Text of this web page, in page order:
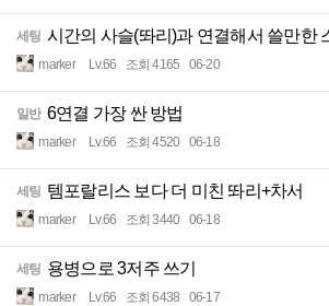
세팅 시간의 사슬(똬리)과 연결해서 쓸만한
marker Lv.66 조회 4165 06-20
일반 6연결 가장 싼 방법
marker Lv.66 조회 4520 06-18
세팅 템포랄리스 보다 더 미친 똬리+차서
marker Lv.66 조회 3440 06-18
세팅 용병으로 3저주 쓰기
marker Lv.66 조회 6438 06-17